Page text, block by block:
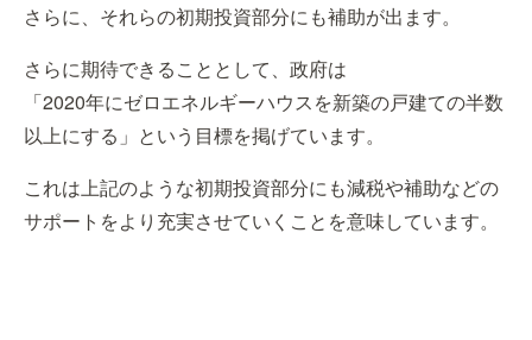
さらに、それらの初期投資部分にも補助が出ます。
さらに期待できることとして、政府は
「2020年にゼロエネルギーハウスを新築の戸建ての半数
以上にする」という目標を掲げています。
これは上記のような初期投資部分にも減税や補助などの
サポートをより充実させていくことを意味しています。